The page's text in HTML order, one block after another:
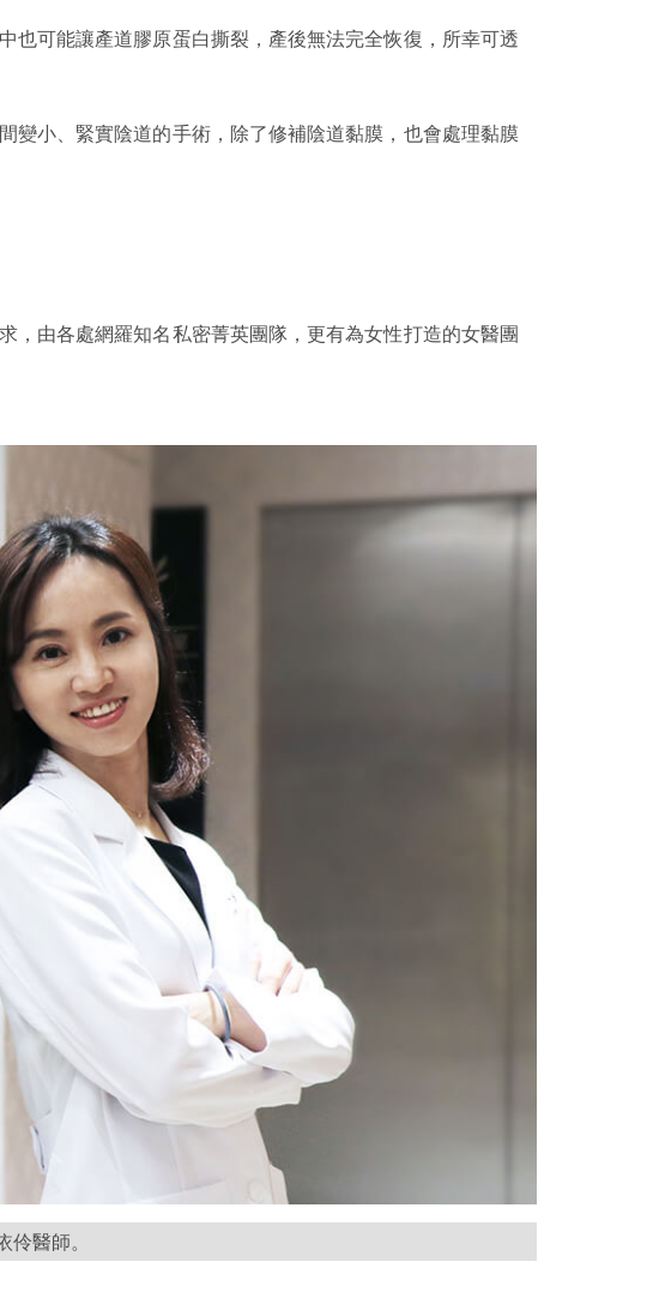
也可能讓產道膠原蛋白撕裂，產後無法完全恢復，所幸可透
變小、緊實陰道的手術，除了修補陰道黏膜，也會處理黏膜
，由各處網羅知名私密菁英團隊，更有為女性打造的女醫團
醫師。